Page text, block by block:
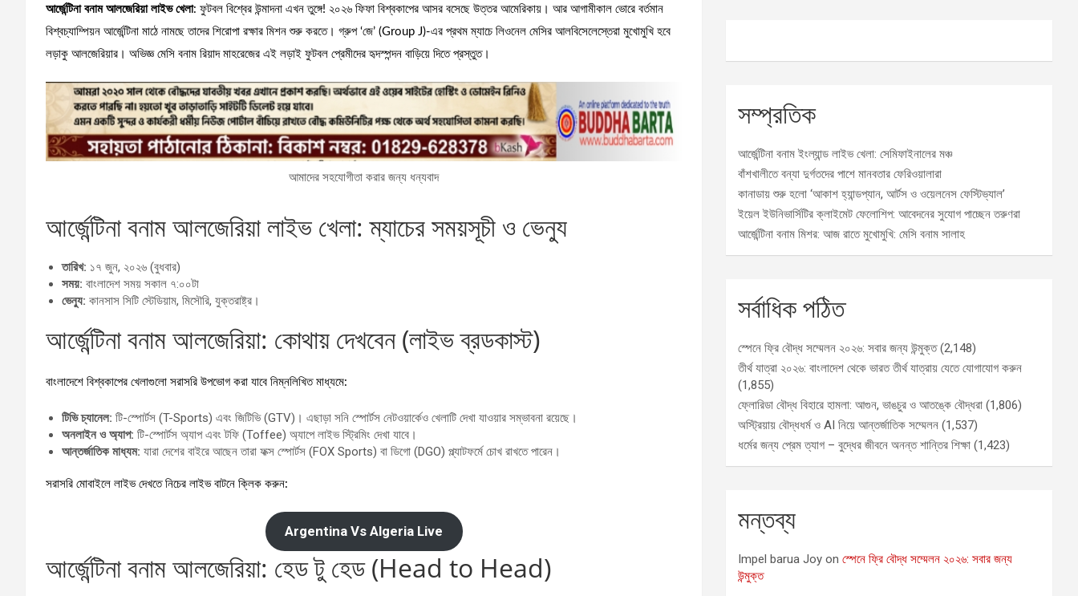
আর্জেন্টিনা বনাম আলজেরিয়া লাইভ খেলা: ফুটবল বিশ্বের উন্মাদনা এখন তুঙ্গে! ২০২৬ ফিফা বিশ্বকাপের আসর বসেছে উত্তর আমেরিকায়। আর আগামীকাল ভোরে বর্তমান
বিশ্বচ্যাম্পিয়ন আর্জেন্টিনা মাঠে নামছে তাদের শিরোপা রক্ষার মিশন শুরু করতে। গ্রুপ ‘জে’ (Group J)-এর প্রথম ম্যাচে লিওনেল মেসির আলবিসেলেস্তেরা মুখোমুখি হবে
লড়াকু আলজেরিয়ার। অভিজ্ঞ মেসি বনাম রিয়াদ মাহরেজের এই লড়াই ফুটবল প্রেমীদের হৃদস্পন্দন বাড়িয়ে দিতে প্রস্তুত।
আমাদের সহযোগীতা করার জন্য ধন্যবাদ
আর্জেন্টিনা বনাম আলজেরিয়া লাইভ খেলা: ম্যাচের সময়সূচী ও ভেন্যু
তারিখ: ১৭ জুন, ২০২৬ (বুধবার)
সময়: বাংলাদেশ সময় সকাল ৭:০০টা
ভেন্যু: কানসাস সিটি স্টেডিয়াম, মিসৌরি, যুক্তরাষ্ট্র।
আর্জেন্টিনা বনাম আলজেরিয়া: কোথায় দেখবেন (লাইভ ব্রডকাস্ট)
বাংলাদেশে বিশ্বকাপের খেলাগুলো সরাসরি উপভোগ করা যাবে নিম্নলিখিত মাধ্যমে:
টিভি চ্যানেল: টি-স্পোর্টস (T-Sports) এবং জিটিভি (GTV)। এছাড়া সনি স্পোর্টস নেটওয়ার্কেও খেলাটি দেখা যাওয়ার সম্ভাবনা রয়েছে।
অনলাইন ও অ্যাপ: টি-স্পোর্টস অ্যাপ এবং টফি (Toffee) অ্যাপে লাইভ স্ট্রিমিং দেখা যাবে।
আন্তর্জাতিক মাধ্যম: যারা দেশের বাইরে আছেন তারা ফক্স স্পোর্টস (FOX Sports) বা ডিগো (DGO) প্ল্যাটফর্মে চোখ রাখতে পারেন।
সরাসরি মোবাইলে লাইভ দেখতে নিচের লাইভ বাটনে ক্লিক করুন:
Argentina Vs Algeria Live
আর্জেন্টিনা বনাম আলজেরিয়া: হেড টু হেড (Head to Head)
সম্প্রতিক
আর্জেন্টিনা বনাম ইংল্যান্ড লাইভ খেলা: সেমিফাইনালের মঞ্চ
বাঁশখালীতে বন্যা দুর্গতদের পাশে মানবতার ফেরিওয়ালারা
কানাডায় শুরু হলো ‘আকাশ হ্যান্ডপ্যান, আর্টস ও ওয়েলনেস ফেস্টিভ্যাল’
ইয়েল ইউনিভার্সিটির ক্লাইমেট ফেলোশিপ: আবেদনের সুযোগ পাচ্ছেন তরুণরা
আর্জেন্টিনা বনাম মিশর: আজ রাতে মুখোমুখি: মেসি বনাম সালাহ
সর্বাধিক পঠিত
স্পেনে ফ্রি বৌদ্ধ সম্মেলন ২০২৬: সবার জন্য উন্মুক্ত (2,148)
তীর্থ যাত্রা ২০২৬: বাংলাদেশ থেকে ভারত তীর্থ যাত্রায় যেতে যোগাযোগ করুন
(1,855)
ফ্লোরিডা বৌদ্ধ বিহারে হামলা: আগুন, ভাঙচুর ও আতঙ্কে বৌদ্ধরা (1,806)
অস্ট্রিয়ায় বৌদ্ধধর্ম ও AI নিয়ে আন্তর্জাতিক সম্মেলন (1,537)
ধর্মের জন্য প্রেম ত্যাগ – বুদ্ধের জীবনে অনন্ত শান্তির শিক্ষা (1,423)
মন্তব্য
Impel barua Joy onস্পেনে ফ্রি বৌদ্ধ সম্মেলন ২০২৬: সবার জন্য
উন্মুক্ত